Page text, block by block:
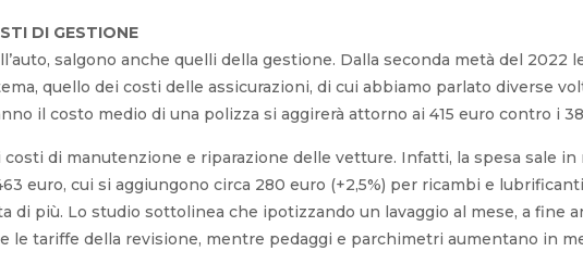
DI GESTIONE
salgono anche quelli della gestione. Dalla seconda metà del 2022
quello dei costi delle assicurazioni, di cui abbiamo parlato diverse
il costo medio di una polizza si aggirerà attorno ai 415 euro contro i
costi di manutenzione e riparazione delle vetture. Infatti, la spesa sale in
euro, cui si aggiungono circa 280 euro (+2,5%) per ricambi e
di più. Lo studio sottolinea che ipotizzando un lavaggio al mese, a fine
le tariffe della revisione, mentre pedaggi e parchimetri aumentano in